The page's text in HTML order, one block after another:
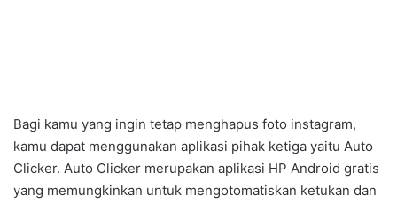
Bagi kamu yang ingin tetap menghapus foto instagram,
kamu dapat menggunakan aplikasi pihak ketiga yaitu Auto
Clicker. Auto Clicker merupakan aplikasi HP Android gratis
yang memungkinkan untuk mengotomatiskan ketukan dan